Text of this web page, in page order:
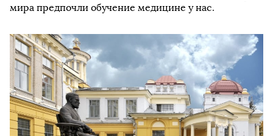
мира предпочли обучение медицине у нас.